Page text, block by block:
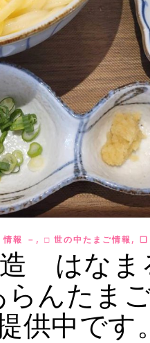
情報 － , □ 世の中たまご情報 , ❏
はなま
んたま
供中です。